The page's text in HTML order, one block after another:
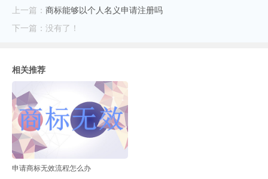
上一篇： 商标能够以个人名义申请注册吗
下一篇：没有了！
相关推荐
申请商标无效流程怎么办